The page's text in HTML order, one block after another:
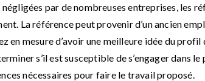
négligées par de nombreuses entreprises, les
La référence peut provenir d’un ancien
en mesure d’avoir une meilleure idée du
s’il est susceptible de s’engager dans
nécessaires pour faire le travail proposé.